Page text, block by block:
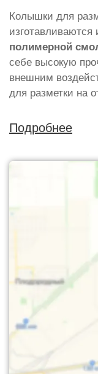
Колышки для
изготавливаются
полимерной
себе высокую
внешним
для разметки на
Подробнее